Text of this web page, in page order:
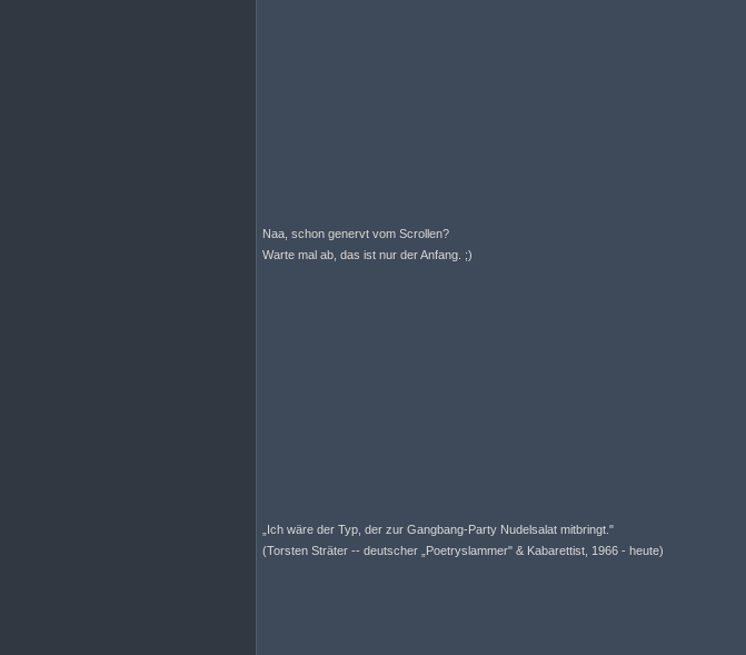
Naa, schon genervt vom Scrollen?
Warte mal ab, das ist nur der Anfang. ;)
„Ich wäre der Typ, der zur Gangbang-Party Nudelsalat mitbringt."
(Torsten Sträter -- deutscher „Poetryslammer" & Kabarettist, 1966 - heute)